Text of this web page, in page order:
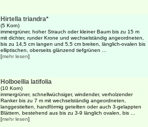
Hirtella triandra*
(5 Korn)
immergrüner, hoher Strauch oder kleiner Baum bis zu 15 m
mit dichter, runder Krone und wechselständig angeordneten,
bis zu 14,5 cm langen und 5,5 cm breiten, länglich-ovalen bis
elliptischen, oberseits glänzend tiefgrünen ...
[mehr lesen]
Holboellia latifolia
(10 Korn)
immergrüner, schnellwüchsiger, windender, verholzender
Ranker bis zu 7 m mit wechselständig angeordneten,
langgestielten, handförmig geteilten oder auch 3-gelappten
Blättern, bestehend aus bis zu 3-9 länglich ovalen, bis ...
[mehr lesen]